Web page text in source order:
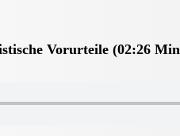
Vorurteile (02:26